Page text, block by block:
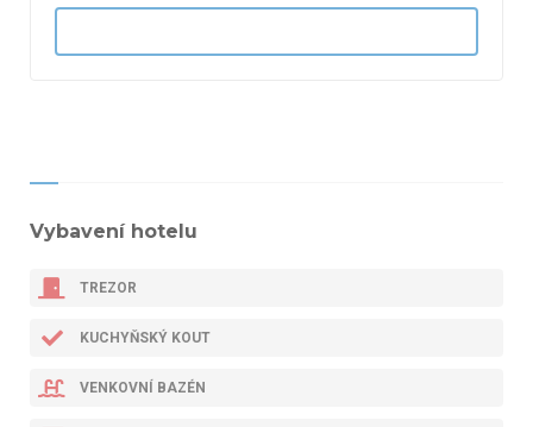
Vybavení hotelu
TREZOR
KUCHYŇSKÝ KOUT
VENKOVNÍ BAZÉN